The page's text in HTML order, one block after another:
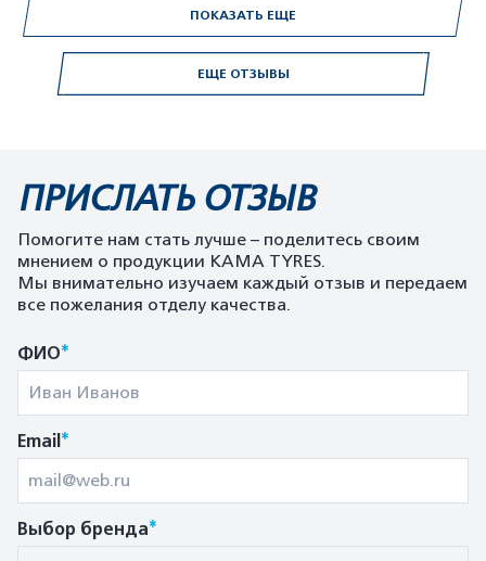
ЕЩЕ ОТЗЫВЫ
ПОКАЗАТЬ ЕЩЕ
ПРИСЛАТЬ ОТЗЫВ
Помогите нам стать лучше – поделитесь своим
мнением о продукции KAMA TYRES.
Мы внимательно изучаем каждый отзыв и передаем
все пожелания отделу качества.
ФИО*
Email*
Выбор бренда*